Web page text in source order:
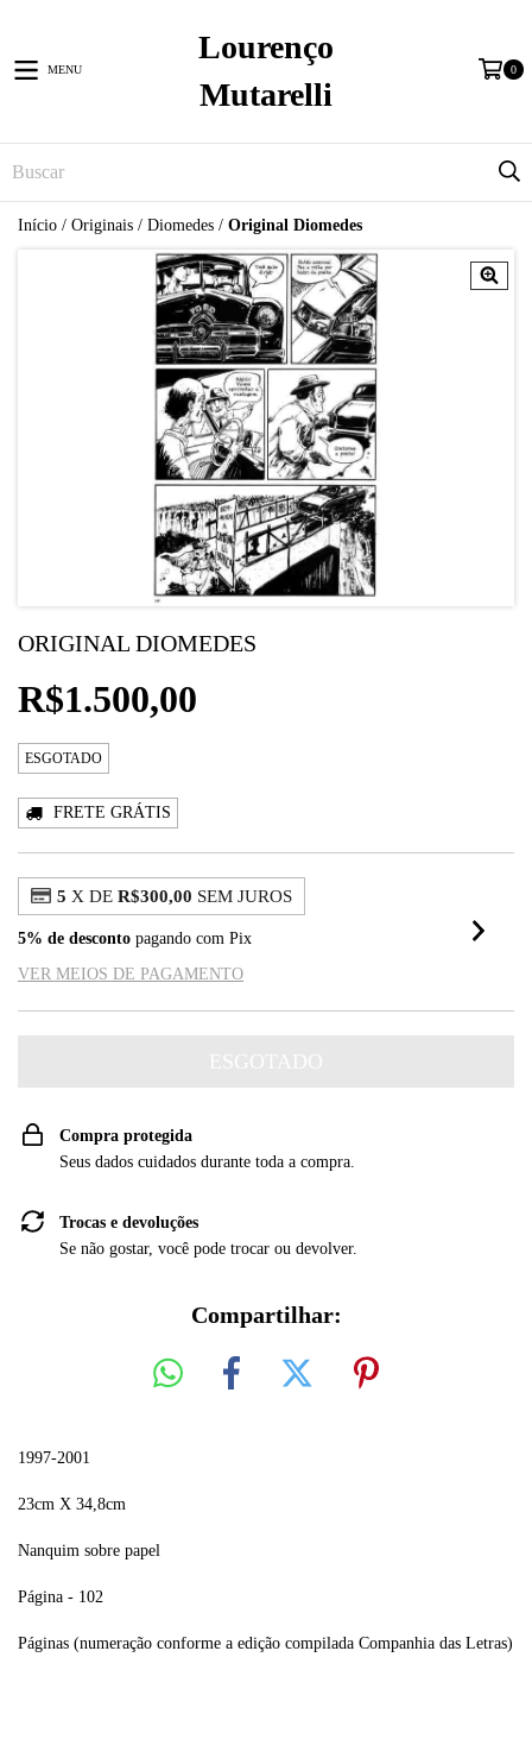
MENU
Lourenço
Mutarelli
0
Início / Originais / Diomedes / Original Diomedes
ORIGINAL DIOMEDES
R$1.500,00
ESGOTADO
FRETE GRÁTIS
5 X DE R$300,00 SEM JUROS
5% de desconto pagando com Pix
VER MEIOS DE PAGAMENTO
Compra protegida
Seus dados cuidados durante toda a compra.
Trocas e devoluções
Se não gostar, você pode trocar ou devolver.
Compartilhar:
1997-2001
23cm X 34,8cm
Nanquim sobre papel
Página - 102
Páginas (numeração conforme a edição compilada Companhia das Letras)